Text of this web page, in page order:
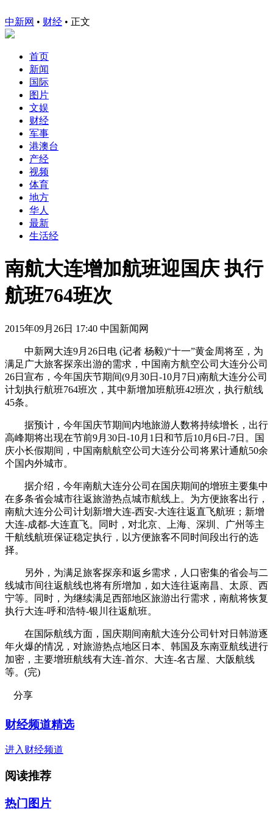
中新网 • 财经 • 正文
首页
新闻
国际
图片
文娱
财经
军事
港澳台
产经
视频
体育
地方
华人
最新
生活经
南航大连增加航班迎国庆 执行
航班764班次
2015年09月26日 17:40 中国新闻网
中新网大连9月26日电 (记者 杨毅)“十一”黄金周将至，为
满足广大旅客探亲出游的需求，中国南方航空公司大连分公司
26日宣布，今年国庆节期间(9月30日-10月7日)南航大连分公司
计划执行航班764班次，其中新增加班航班42班次，执行航线
45条。
据预计，今年国庆节期间内地旅游人数将持续增长，出行
高峰期将出现在节前9月30日-10月1日和节后10月6日-7日。国
庆小长假期间，中国南航航空公司大连分公司将累计通航50余
个国内外城市。
据介绍，今年南航大连分公司在国庆期间的增班主要集中
在多条省会城市往返旅游热点城市航线上。为方便旅客出行，
南航大连分公司计划新增大连-西安-大连往返直飞航班；新增
大连-成都-大连直飞。同时，对北京、上海、深圳、广州等主
干航线航班保证稳定执行，以方便旅客不同时间段出行的选
择。
另外，为满足旅客探亲和返乡需求，人口密集的省会与二
线城市间往返航线也将有所增加，如大连往返南昌、太原、西
宁等。同时，为继续满足西部地区旅游出行需求，南航将恢复
执行大连-呼和浩特-银川往返航班。
在国际航线方面，国庆期间南航大连分公司针对日韩游逐
年火爆的情况，对旅游热点地区日本、韩国及东南亚航线进行
加密，主要增班航线有大连-首尔、大连-名古屋、大阪航线
等。(完)
分享
财经频道精选
进入财经频道
阅读推荐
热门图片